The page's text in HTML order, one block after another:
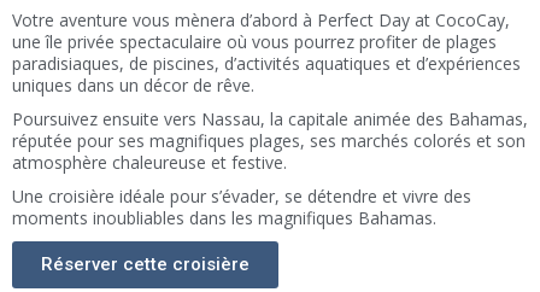
Votre aventure vous mènera d’abord à Perfect Day at CocoCay,
une île privée spectaculaire où vous pourrez profiter de plages
paradisiaques, de piscines, d’activités aquatiques et d’expériences
uniques dans un décor de rêve.
Poursuivez ensuite vers Nassau, la capitale animée des Bahamas,
réputée pour ses magnifiques plages, ses marchés colorés et son
atmosphère chaleureuse et festive.
Une croisière idéale pour s’évader, se détendre et vivre des
moments inoubliables dans les magnifiques Bahamas.
Réserver cette croisière